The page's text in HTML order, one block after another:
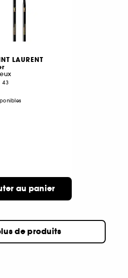
LAURENT
43
au panier
de produits